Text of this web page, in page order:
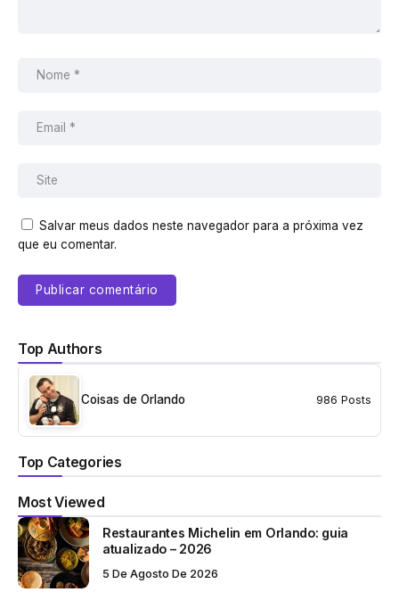
Salvar meus dados neste navegador para a próxima vez
que eu comentar.
Top Authors
Coisas de Orlando 986 Posts
Top Categories
Most Viewed
Restaurantes Michelin em Orlando: guia
atualizado – 2026
5 De Agosto De 2026